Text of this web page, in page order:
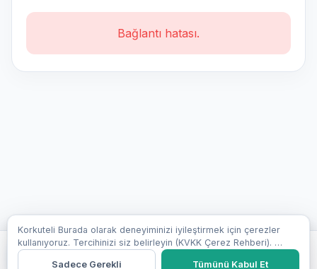
Bağlantı hatası.
Ara
Korkuteli Burada olarak deneyiminizi iyileştirmek için çerezler
kullanıyoruz. Tercihinizi siz belirleyin (KVKK Çerez Rehberi).
Detaylı bilgi →
Sadece Gerekli
Tümünü Kabul Et